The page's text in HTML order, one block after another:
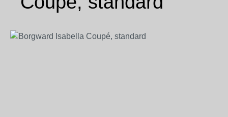
Bildergalerie überspringen